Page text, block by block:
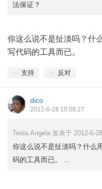
法保证？
你这么说不是扯淡吗？什
写代码的工具而已。
支持 反对
dico
2012-6-28 15:08:27
Tesla.Angela 发表于 2012-6-
你这么说不是扯淡吗？什么
码的工具而已。 ...